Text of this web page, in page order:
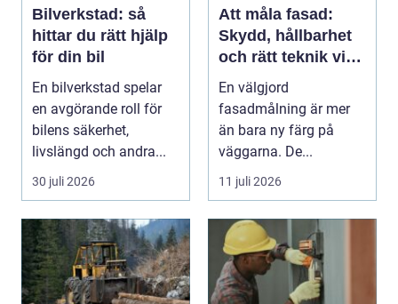
Bilverkstad: så
hittar du rätt hjälp
för din bil
En bilverkstad spelar
en avgörande roll för
bilens säkerhet,
livslängd och andra...
30 juli 2026
Att måla fasad:
Skydd, hållbarhet
och rätt teknik vid
fasadmålning
En välgjord
fasadmålning är mer
än bara ny färg på
väggarna. De...
11 juli 2026